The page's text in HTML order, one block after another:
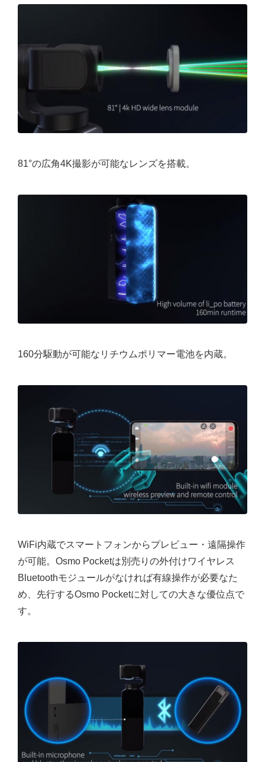
81°の広角4K撮影が可能なレンズを搭載。
160分駆動が可能なリチウムポリマー電池を内蔵。
WiFi内蔵でスマートフォンからプレビュー・遠隔操作
が可能。Osmo Pocketは別売りの外付けワイヤレス
Bluetoothモジュールがなければ有線操作が必要なた
め、先行するOsmo Pocketに対しての大きな優位点で
す。